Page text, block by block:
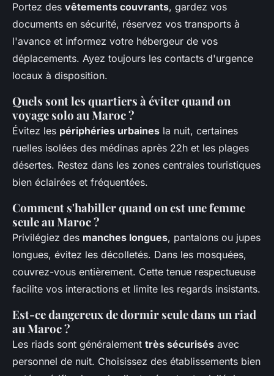
Portez des vêtements couvrants, gardez vos
documents en sécurité, réservez vos transports à
l'avance et informez votre hébergeur de vos
déplacements. Ayez toujours les contacts d'urgence
locaux à disposition.
Quels sont les quartiers à éviter quand on
voyage solo au Maroc ?
Évitez les périphéries urbaines la nuit, certaines
ruelles isolées des médinas après 22h et les plages
désertes. Restez dans les zones centrales touristiques
bien éclairées et fréquentées.
Comment s'habiller quand on est une femme
seule au Maroc ?
Privilégiez des manches longues, pantalons ou jupes
longues, évitez les décolletés. Dans les mosquées,
couvrez-vous entièrement. Cette tenue respectueuse
facilite vos interactions et limite les regards insistants.
Est-ce dangereux de dormir seule dans un riad
au Maroc ?
Les riads sont généralement très sécurisés avec
personnel de nuit. Choisissez des établissements bien